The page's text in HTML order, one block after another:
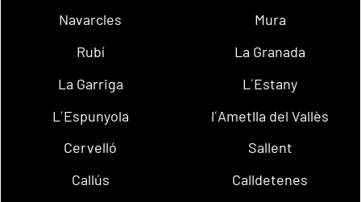
Navarcles
Mura
Rubí
La Granada
La Garriga
L´Estany
L´Espunyola
l´Ametlla del Vallès
Cervelló
Sallent
Callús
Calldetenes